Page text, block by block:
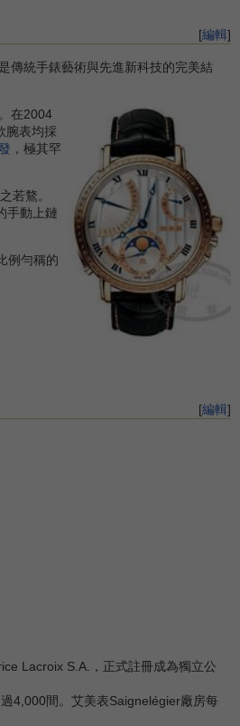
[編輯]
傳統手錶藝術與先進新科技的完美結
在2004
腕表均採
，極其罕
若鶩。
手動上鏈
例勻稱的
[編輯]
Lacroix S.A.，正式註冊成為獨立公
4,000間。艾美表Saignelégier廠房每